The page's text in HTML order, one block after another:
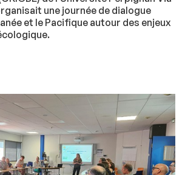
une journée de dialogue
et le Pacifique autour des enjeux